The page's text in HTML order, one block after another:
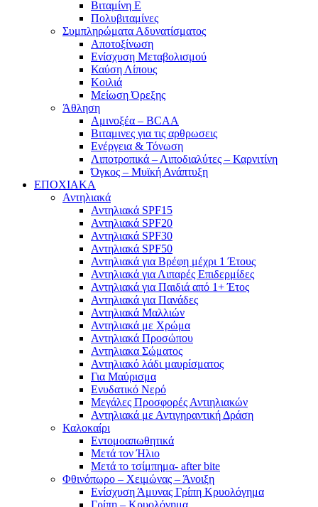
Βιταμίνη E
Πολυβιταμίνες
Συμπληρώματα Αδυνατίσματος
Αποτοξίνωση
Ενίσχυση Μεταβολισμού
Καύση Λίπους
Κοιλιά
Μείωση Όρεξης
Άθληση
Αμινοξέα – BCAA
Βιταμινες για τις αρθρωσεις
Ενέργεια & Τόνωση
Λιποτροπικά – Λιποδιαλύτες – Καρνιτίνη
Όγκος – Μυϊκή Ανάπτυξη
ΕΠΟΧΙΑΚΑ
Αντηλιακά
Αντηλιακά SPF15
Αντηλιακά SPF20
Αντηλιακά SPF30
Αντηλιακά SPF50
Αντηλιακά για Βρέφη μέχρι 1 Έτους
Αντηλιακά για Λιπαρές Επιδερμίδες
Αντηλιακά για Παιδιά από 1+ Έτος
Αντηλιακά για Πανάδες
Αντηλιακά Μαλλιών
Αντηλιακά με Χρώμα
Αντηλιακά Προσώπου
Αντηλιακα Σώματος
Αντηλιακό λάδι μαυρίσματος
Για Μαύρισμα
Ενυδατικό Νερό
Μεγάλες Προσφορές Αντιηλιακών
Αντηλιακά με Αντιγηραντική Δράση
Καλοκαίρι
Εντομοαπωθητικά
Μετά τον Ήλιο
Μετά το τσίμπημα- after bite
Φθινόπωρο – Χειμώνας – Άνοιξη
Ενίσχυση Άμυνας Γρίπη Κρυολόγημα